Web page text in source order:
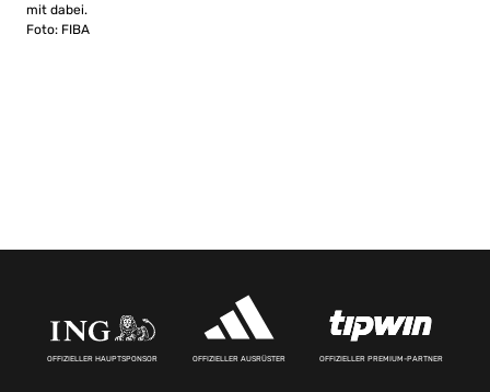
mit dabei.
Foto: FIBA
OFFIZIELLER HAUPTSPONSOR OFFIZIELLER AUSRÜSTER OFFIZIELLER PREMIUM-PARTNER